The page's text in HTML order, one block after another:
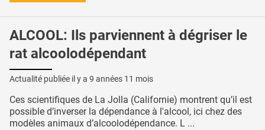
ALCOOL: Ils parviennent à dégriser le
rat alcoolodépendant
Actualité publiée il y a 9 années 11 mois
Ces scientifiques de La Jolla (Californie) montrent qu’il est
possible d’inverser la dépendance à l'alcool, ici chez des
modèles animaux d’alcoolodépendance. L ...